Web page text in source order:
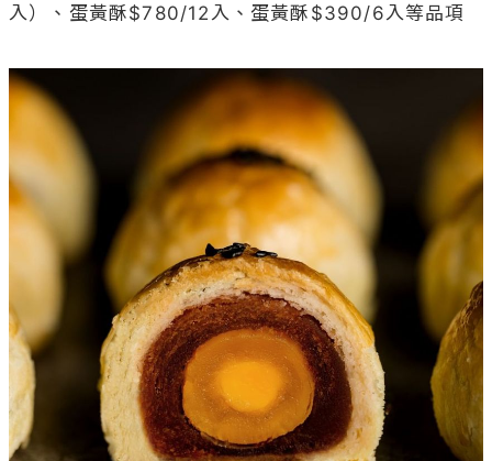
入）、蛋黃酥$780/12入、蛋黃酥$390/6入等品項